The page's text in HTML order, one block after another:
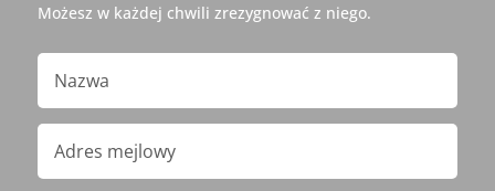
Możesz w każdej chwili zrezygnować z niego.